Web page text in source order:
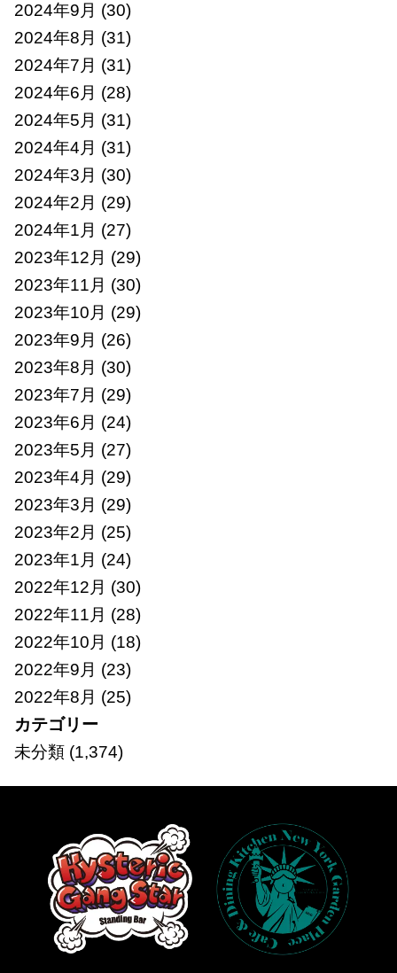
2024年9月 (30)
2024年8月 (31)
2024年7月 (31)
2024年6月 (28)
2024年5月 (31)
2024年4月 (31)
2024年3月 (30)
2024年2月 (29)
2024年1月 (27)
2023年12月 (29)
2023年11月 (30)
2023年10月 (29)
2023年9月 (26)
2023年8月 (30)
2023年7月 (29)
2023年6月 (24)
2023年5月 (27)
2023年4月 (29)
2023年3月 (29)
2023年2月 (25)
2023年1月 (24)
2022年12月 (30)
2022年11月 (28)
2022年10月 (18)
2022年9月 (23)
2022年8月 (25)
カテゴリー
未分類(1,374)